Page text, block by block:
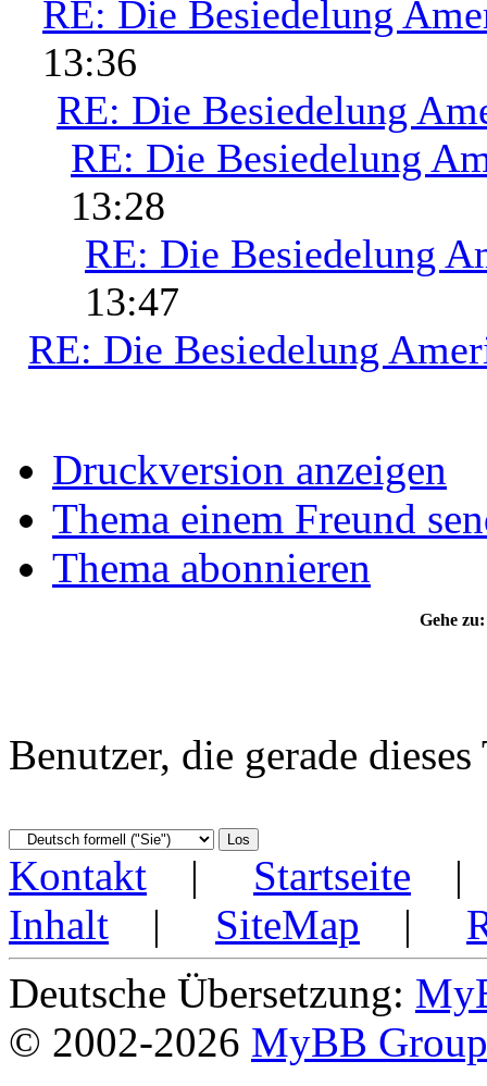
RE: Die Besiedelung
13:36
RE: Die Besiedelung
RE: Die Besiedelung
13:28
RE: Die Besiedelung
13:47
RE: Die Besiedelung
Druckversion anzeigen
Thema einem Freund
Thema abonnieren
Gehe zu:
Benutzer, die gerade
Kontakt | Startseite
Inhalt | SiteMap |
Deutsche Übersetzung:
© 2002-2026 MyBB Group